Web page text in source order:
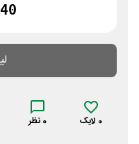
0 لایک 0 نظر